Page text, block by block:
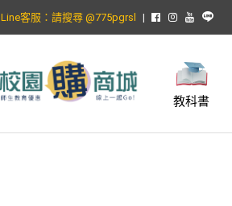
Line客服：請搜尋 @775pgrsl
教科書